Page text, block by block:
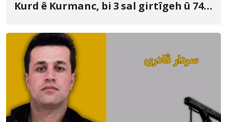
Kurd ê Kurmanc, bi 3 sal girtîgeh û 74